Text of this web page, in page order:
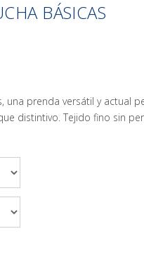
BÁSICAS
una prenda versátil y actual
distintivo. Tejido fino sin